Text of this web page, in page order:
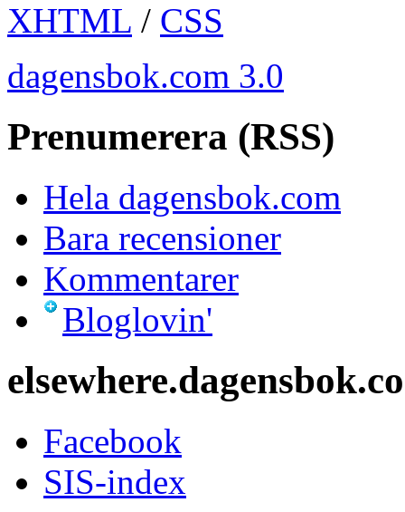
XHTML / CSS
dagensbok.com 3.0
Prenumerera (RSS)
Hela dagensbok.com
Bara recensioner
Kommentarer
Bloglovin'
Facebook
SIS-index